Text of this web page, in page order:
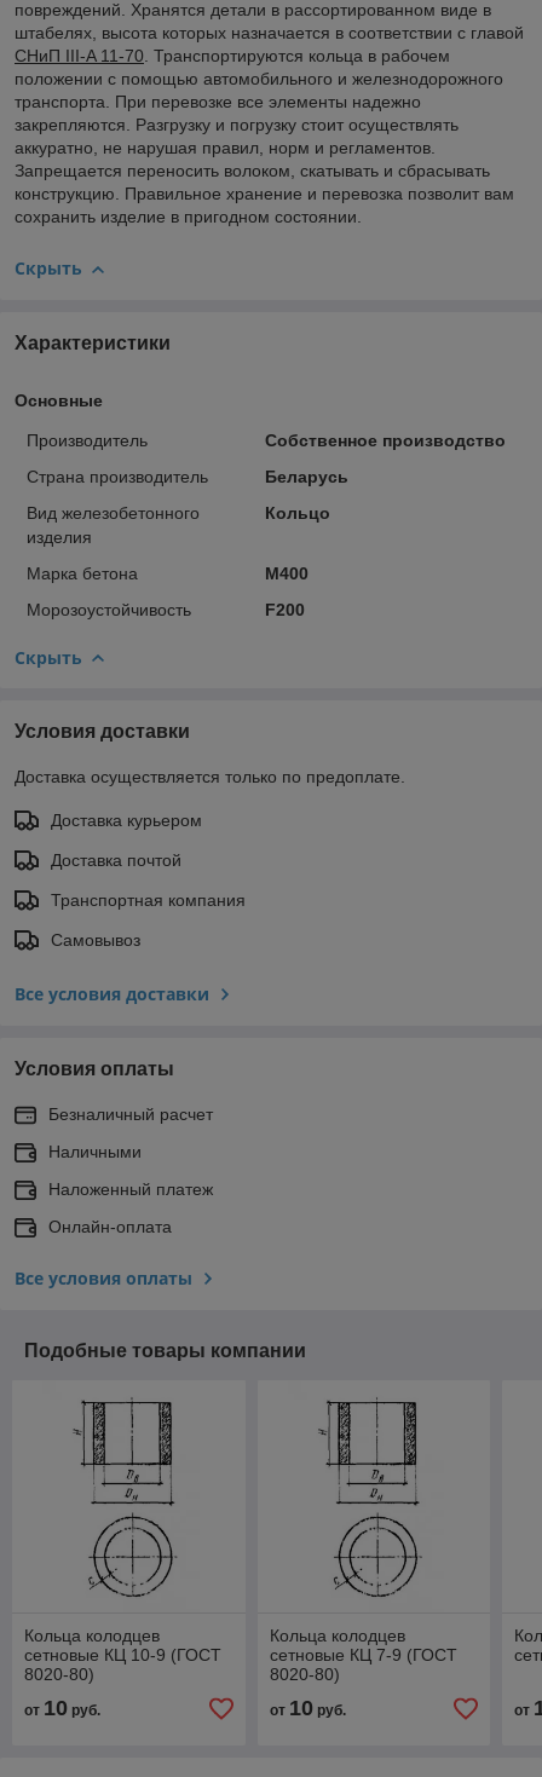
повреждений. Хранятся детали в рассортированном виде в
штабелях, высота которых назначается в соответствии с главой
СНиП III-A 11-70. Транспортируются кольца в рабочем
положении с помощью автомобильного и железнодорожного
транспорта. При перевозке все элементы надежно
закрепляются. Разгрузку и погрузку стоит осуществлять
аккуратно, не нарушая правил, норм и регламентов.
Запрещается переносить волоком, скатывать и сбрасывать
конструкцию. Правильное хранение и перевозка позволит вам
сохранить изделие в пригодном состоянии.
Скрыть
Характеристики
Основные
Производитель
Собственное производство
Страна производитель
Беларусь
Вид железобетонного
изделия
Кольцо
Марка бетона
М400
Морозоустойчивость
F200
Скрыть
Условия доставки
Доставка осуществляется только по предоплате.
Доставка курьером
Доставка почтой
Транспортная компания
Самовывоз
Все условия доставки
Условия оплаты
Безналичный расчет
Наличными
Наложенный платеж
Онлайн-оплата
Все условия оплаты
Подобные товары компании
Кольца колодцев
сетновые КЦ 10-9 (ГОСТ
8020-80)
от 10 руб.
Кольца колодцев
сетновые КЦ 7-9 (ГОСТ
8020-80)
от 10руб. от